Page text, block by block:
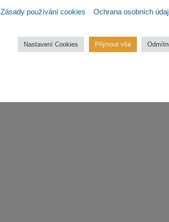
Zásady používání cookies Ochrana osobních
Nastavení Cookies Přijmout vše